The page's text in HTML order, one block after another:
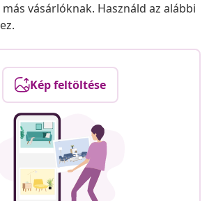
vásárlóknak. Használd az alábbi
Kép feltöltése